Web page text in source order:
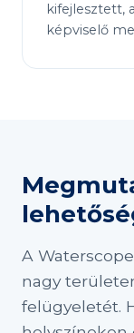
kifejlesztett,
képviselő
A
nagy
felügyeletét.